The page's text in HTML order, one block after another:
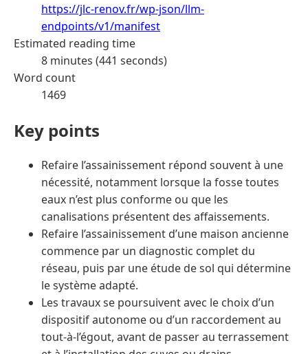
https://jlc-renov.fr/wp-json/llm-
endpoints/v1/manifest
Estimated reading time
8 minutes (441 seconds)
Word count
1469
Key points
Refaire l’assainissement répond souvent à une
nécessité, notamment lorsque la fosse toutes
eaux n’est plus conforme ou que les
canalisations présentent des affaissements.
Refaire l’assainissement d’une maison ancienne
commence par un diagnostic complet du
réseau, puis par une étude de sol qui détermine
le système adapté.
Les travaux se poursuivent avec le choix d’un
dispositif autonome ou d’un raccordement au
tout-à-l’égout, avant de passer au terrassement